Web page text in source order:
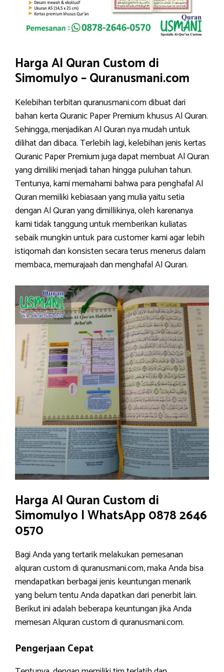
Harga Al Quran Custom di
Simomulyo – Quranusmani.com
Kelebihan terbitan quranusmani.com dibuat dari
bahan kerta Quranic Paper Premium khusus Al Quran.
Sehingga, menjadikan Al Quran nya mudah untuk
dilihat dan dibaca. Terlebih lagi, kelebihan jenis kertas
Quranic Paper Premium juga dapat membuat Al Quran
yang dimiliki menjadi tahan hingga puluhan tahun.
Tentunya, kami memahami bahwa para penghafal Al
Quran memiliki kebiasaan yang mulia yaitu setia
dengan Al Quran yang dimillikinya, oleh karenanya
kami tidak tanggung untuk memberikan kuliatas
sebaik mungkin untuk para customer kami agar lebih
istiqomah dan konsisten secara terus menerus dalam
membaca, memurajaah dan menghafal Al Quran.
Harga Al Quran Custom di
Simomulyo | WhatsApp 0878 2646
0570
Bagi Anda yang tertarik melakukan pemesanan
alquran custom di quranusmani.com, maka Anda bisa
mendapatkan berbagai jenis keuntungan menarik
yang belum tentu Anda dapatkan dari penerbit lain.
Berikut ini adalah beberapa keuntungan jika Anda
memesan Alquran custom di quranusmani.com.
Pengerjaan Cepat